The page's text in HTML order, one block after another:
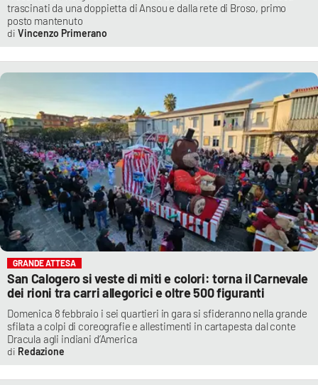
trascinati da una doppietta di Ansou e dalla rete di Broso, primo
posto mantenuto
Vincenzo Primerano
GRANDE ATTESA
San Calogero si veste di miti e colori: torna il Carnevale
dei rioni tra carri allegorici e oltre 500 figuranti
Domenica 8 febbraio i sei quartieri in gara si sfideranno nella grande
sfilata a colpi di coreografie e allestimenti in cartapesta dal conte
Dracula agli indiani d’America
Redazione